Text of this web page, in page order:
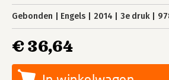
Gebonden Engels 2014 3e druk
€ 36,64